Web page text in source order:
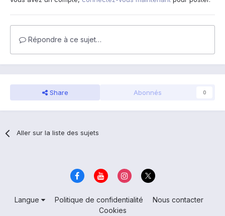
Répondre à ce sujet…
Share Abonnés 0
Aller sur la liste des sujets
Langue Politique de confidentialité
Nous contacter
Cookies